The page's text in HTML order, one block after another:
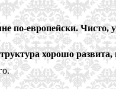
по-европейски. Чисто,
хорошо